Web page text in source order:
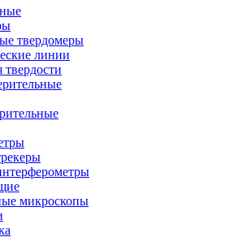
твердомеры
линии
твердости
микроскопы